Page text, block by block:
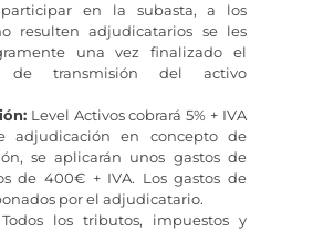
en la subasta, a los
resulten adjudicatarios se les
una vez finalizado el
de transmisión del activo
Level Activos cobrará 5% + IVA
adjudicación en concepto de
se aplicarán unos gastos de
de 400€ + IVA. Los gastos de
por el adjudicatario.
Todos los tributos, impuestos y